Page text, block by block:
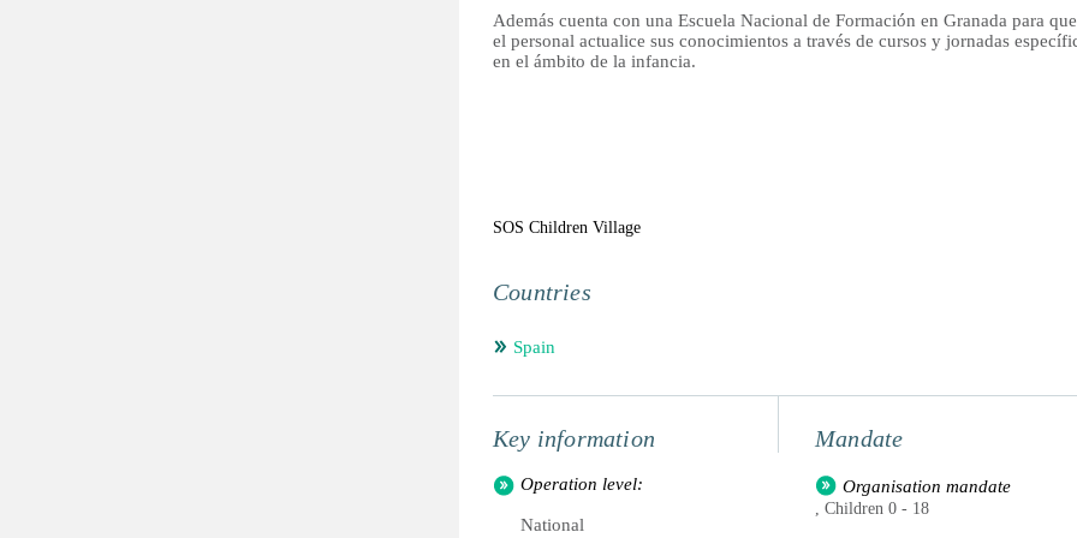
Además cuenta con una Escuela Nacional de Formación en Granada para
el personal actualice sus conocimientos a través de cursos y jornadas
en el ámbito de la infancia.
SOS Children Village
Countries
Spain
Key information
Operation level:
National
Mandate
Organisation mandate
, Children 0 - 18